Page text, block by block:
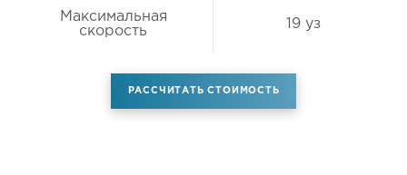
Максимальная
скорость
19 уз
РАССЧИТАТЬ СТОИМОСТЬ